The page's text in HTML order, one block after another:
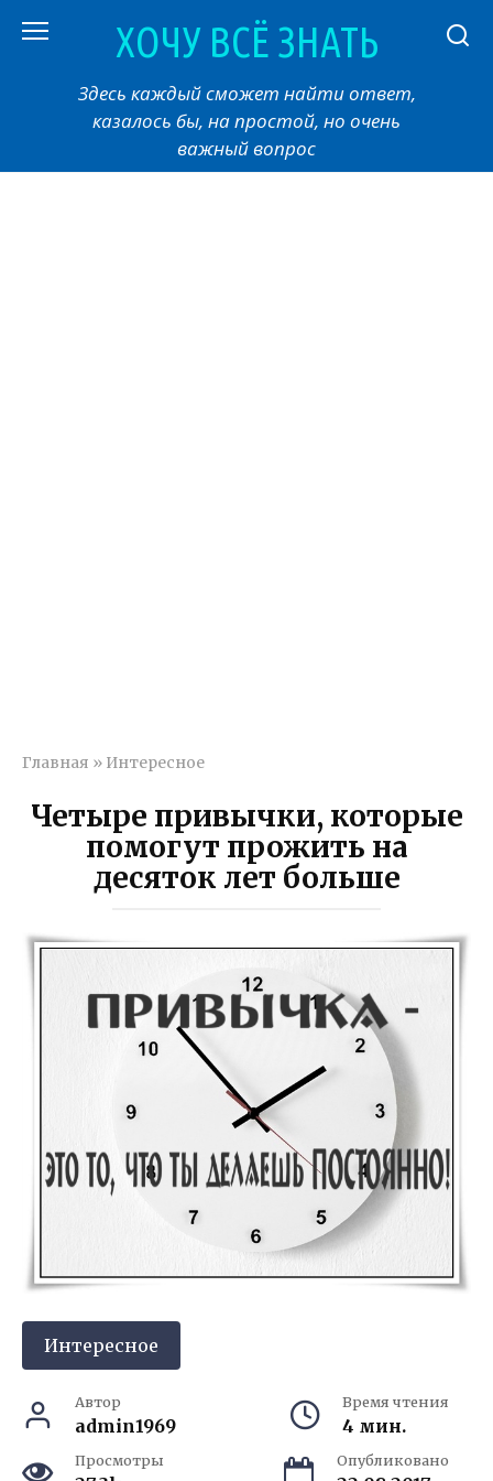
ХОЧУ ВСЁ ЗНАТЬ
Здесь каждый сможет найти ответ,
казалось бы, на простой, но очень
важный вопрос
Главная » Интересное
Четыре привычки, которые
помогут прожить на
десяток лет больше
Интересное
Автор
admin1969
Время чтения
4 мин.
Просмотры Опубликовано